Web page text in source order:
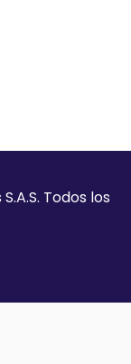
Todos los